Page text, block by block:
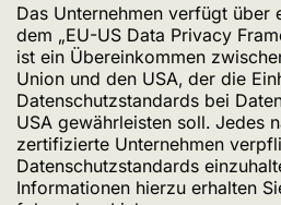
Das Unternehmen verfügt über
dem „EU-US Data Privacy
ist ein Übereinkommen
Union und den USA, der die
Datenschutzstandards bei
USA gewährleisten soll. Jedes
zertifizierte Unternehmen
Datenschutzstandards
Informationen hierzu erhalten